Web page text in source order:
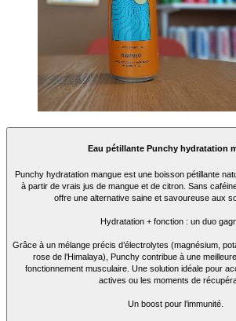
Eau pétillante Punchy hydratation
Punchy hydratation mangue est une boisson pétillante
à partir de vrais jus de mangue et de citron. Sans
offre une alternative saine et savoureuse aux
Hydratation + fonction : un duo
Grâce à un mélange précis d’électrolytes (magnésium,
rose de l’Himalaya), Punchy contribue à une
fonctionnement musculaire. Une solution idéale pour
actives ou les moments de
Un boost pour l’immunité.